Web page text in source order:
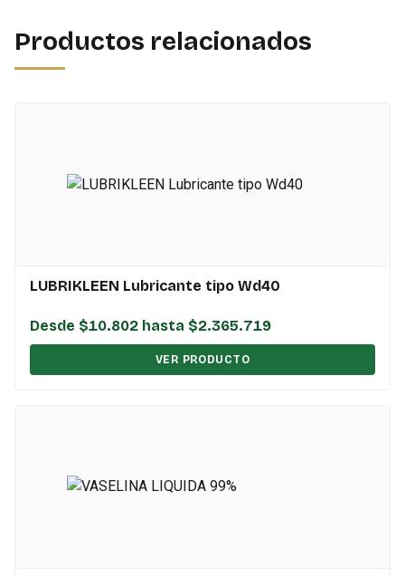
Productos relacionados
LUBRIKLEEN Lubricante tipo Wd40
Desde $10.802 hasta $2.365.719
VER PRODUCTO